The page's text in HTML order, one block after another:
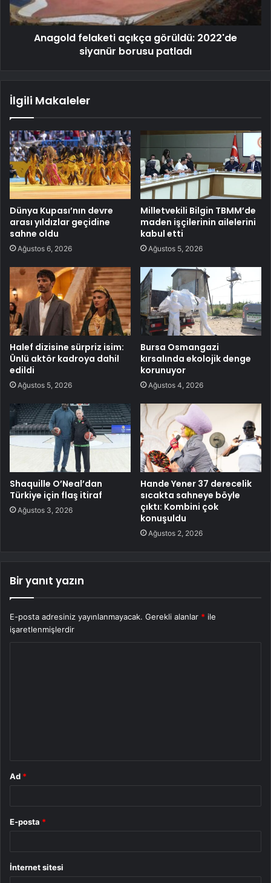
Anagold felaketi açıkça görüldü: 2022'de
siyanür borusu patladı
İlgili Makaleler
Dünya Kupası’nın devre
arası yıldızlar geçidine
sahne oldu
Ağustos 6, 2026
Milletvekili Bilgin TBMM’de
maden işçilerinin ailelerini
kabul etti
Ağustos 5, 2026
Halef dizisine sürpriz isim:
Ünlü aktör kadroya dahil
edildi
Ağustos 5, 2026
Bursa Osmangazi
kırsalında ekolojik denge
korunuyor
Ağustos 4, 2026
Shaquille O’Neal’dan
Türkiye için flaş itiraf
Ağustos 3, 2026
Hande Yener 37 derecelik
sıcakta sahneye böyle
çıktı: Kombini çok
konuşuldu
Ağustos 2, 2026
Bir yanıt yazın
E-posta adresiniz yayınlanmayacak. Gerekli alanlar * ile
işaretlenmişlerdir
Ad *
E-posta *
İnternet sitesi